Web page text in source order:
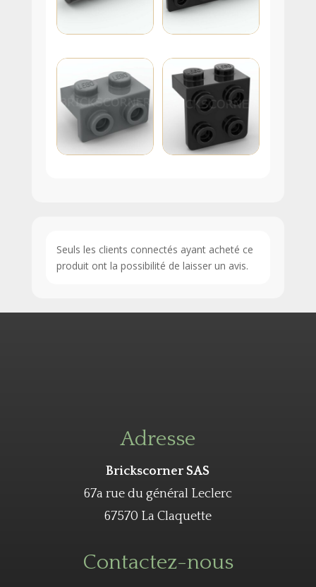
Seuls les clients connectés ayant acheté ce
produit ont la possibilité de laisser un avis.
Adresse
Brickscorner SAS
67a rue du général Leclerc
67570 La Claquette
Contactez-nous